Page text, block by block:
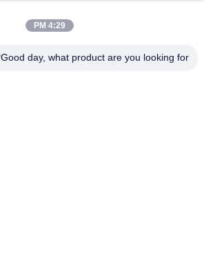
4:29 PM
Good day, what product are you looking for?